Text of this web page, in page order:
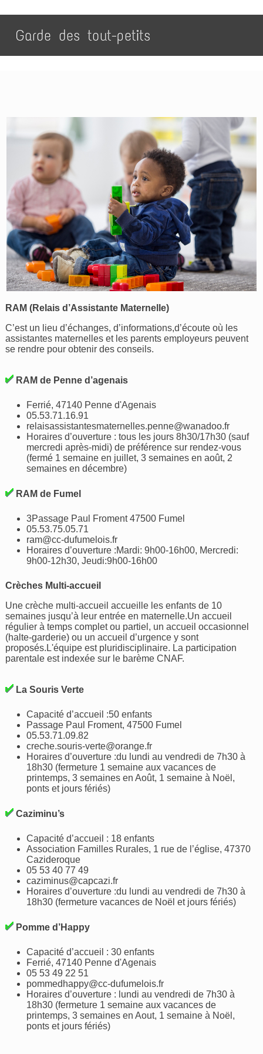
Garde des tout-petits
RAM (Relais d’Assistante Maternelle)
C’est un lieu d’échanges, d’informations,d’écoute où les
assistantes maternelles et les parents employeurs peuvent
se rendre pour obtenir des conseils.
RAM de Penne d’agenais
Ferrié, 47140 Penne d'Agenais
05.53.71.16.91
relaisassistantesmaternelles.penne@wanadoo.fr
Horaires d’ouverture : tous les jours 8h30/17h30 (sauf
mercredi après-midi) de préférence sur rendez-vous
(fermé 1 semaine en juillet, 3 semaines en août, 2
semaines en décembre)
RAM de Fumel
3Passage Paul Froment 47500 Fumel
05.53.75.05.71
ram@cc-dufumelois.fr
Horaires d’ouverture :Mardi: 9h00-16h00, Mercredi:
9h00-12h30, Jeudi:9h00-16h00
Crèches Multi-accueil
Une crèche multi-accueil accueille les enfants de 10
semaines jusqu’à leur entrée en maternelle.Un accueil
régulier à temps complet ou partiel, un accueil occasionnel
(halte-garderie) ou un accueil d’urgence y sont
proposés.L'équipe est pluridisciplinaire. La participation
parentale est indexée sur le barème CNAF.
La Souris Verte
Capacité d’accueil :50 enfants
Passage Paul Froment, 47500 Fumel
05.53.71.09.82
creche.souris-verte@orange.fr
Horaires d’ouverture :du lundi au vendredi de 7h30 à
18h30 (fermeture 1 semaine aux vacances de
printemps, 3 semaines en Août, 1 semaine à Noël,
ponts et jours fériés)
Caziminu’s
Capacité d’accueil : 18 enfants
Association Familles Rurales, 1 rue de l’église, 47370
Cazideroque
05 53 40 77 49
caziminus@capcazi.fr
Horaires d’ouverture :du lundi au vendredi de 7h30 à
18h30 (fermeture vacances de Noël et jours fériés)
Pomme d’Happy
Capacité d’accueil : 30 enfants
Ferrié, 47140 Penne d'Agenais
05 53 49 22 51
pommedhappy@cc-dufumelois.fr
Horaires d’ouverture : lundi au vendredi de 7h30 à
18h30 (fermeture 1 semaine aux vacances de
printemps, 3 semaines en Aout, 1 semaine à Noël,
ponts et jours fériés)